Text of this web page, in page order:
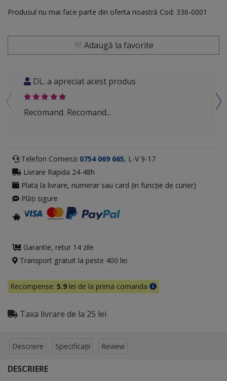
Produsul nu mai face parte din oferta noastră Cod: 336-0001
Adaugă la favorite
DL. a apreciat acest produs
Recomand. Recomand...
Telefon Comenzi 0754 069 665, L-V 9-17
Livrare Rapida 24-48h
Plata la livrare, numerar sau card (in funcție de curier)
Plăți sigure
Garantie, retur 14 zile
Transport gratuit la peste 400 lei
Recompense: 5.9 lei de la prima comanda
Taxa livrare de la 25 lei
Descriere Specificații Review
DESCRIERE